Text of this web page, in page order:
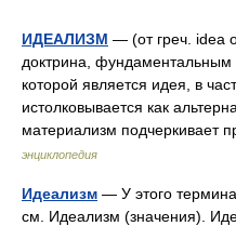
ИДЕАЛИЗМ — (от греч. idea
доктрина,
которой является идея, в
истолковывается как
материализм подчеркивает
энциклопедия
Идеализм — У этого
см. Идеализм (значения).